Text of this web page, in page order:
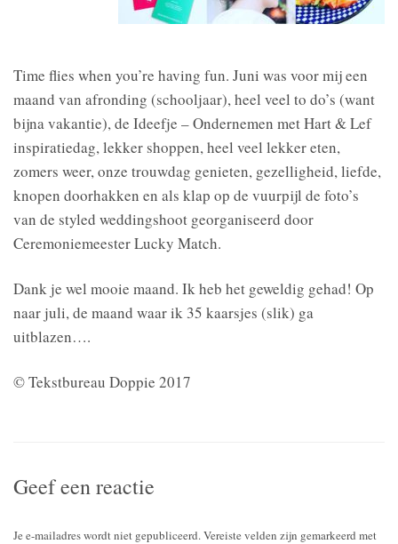
Time flies when you’re having fun. Juni was voor mij een
maand van afronding (schooljaar), heel veel to do’s (want
bijna vakantie), de Ideefje – Ondernemen met Hart & Lef​
inspiratiedag, lekker shoppen, heel veel lekker eten,
zomers weer, onze trouwdag genieten, gezelligheid, liefde,
knopen doorhakken en als klap op de vuurpijl de foto’s
van de styled weddingshoot georganiseerd door
Ceremoniemeester Lucky Match​.
Dank je wel mooie maand. Ik heb het geweldig gehad! Op
naar juli, de maand waar ik 35 kaarsjes (slik) ga
uitblazen….
© Tekstbureau Doppie 2017
Geef een reactie
Je e-mailadres wordt niet gepubliceerd.Vereiste velden zijn gemarkeerd met